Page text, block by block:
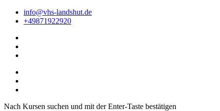
info@vhs-landshut.de
+49871922920
Nach Kursen suchen und mit der Enter-Taste bestätigen